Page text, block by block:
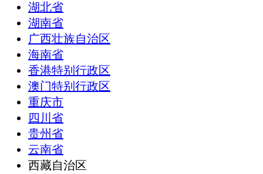
湖北省
湖南省
广西壮族自治区
海南省
香港特别行政区
澳门特别行政区
重庆市
四川省
贵州省
云南省
西藏自治区